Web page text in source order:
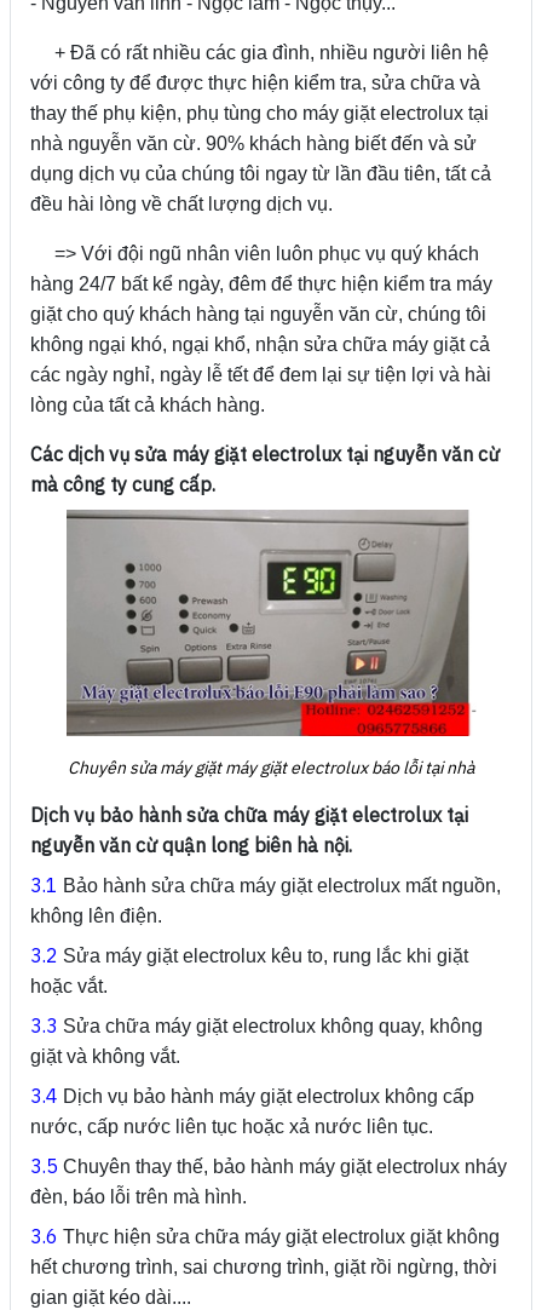
+ Đã có rất nhiều các gia đình, nhiều người liên hệ
với công ty để được thực hiện kiểm tra, sửa chữa và
thay thế phụ kiện, phụ tùng cho máy giặt electrolux tại
nhà nguyễn văn cừ. 90% khách hàng biết đến và sử
dụng dịch vụ của chúng tôi ngay từ lần đầu tiên, tất cả
đều hài lòng về chất lượng dịch vụ.
=> Với đội ngũ nhân viên luôn phục vụ quý khách
hàng 24/7 bất kể ngày, đêm để thực hiện kiểm tra máy
giặt cho quý khách hàng tại nguyễn văn cừ, chúng tôi
không ngại khó, ngại khổ, nhận sửa chữa máy giặt cả
các ngày nghỉ, ngày lễ tết để đem lại sự tiện lợi và hài
lòng của tất cả khách hàng.
Các dịch vụ sửa máy giặt electrolux tại nguyễn văn cừ
mà công ty cung cấp.
Chuyên sửa máy giặt máy giặt electrolux báo lỗi tại nhà
Dịch vụ bảo hành sửa chữa máy giặt electrolux tại
nguyễn văn cừ quận long biên hà nội.
3.1 Bảo hành sửa chữa máy giặt electrolux mất nguồn,
không lên điện.
3.2 Sửa máy giặt electrolux kêu to, rung lắc khi giặt
hoặc vắt.
3.3 Sửa chữa máy giặt electrolux không quay, không
giặt và không vắt.
3.4 Dịch vụ bảo hành máy giặt electrolux không cấp
nước, cấp nước liên tục hoặc xả nước liên tục.
3.5 Chuyên thay thế, bảo hành máy giặt electrolux nháy
đèn, báo lỗi trên mà hình.
3.6 Thực hiện sửa chữa máy giặt electrolux giặt không
hết chương trình, sai chương trình, giặt rồi ngừng, thời
gian giặt kéo dài....